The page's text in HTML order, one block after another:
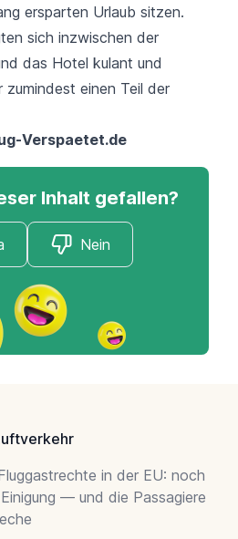
ersparten Urlaub sitzen.
sich inzwischen der
das Hotel kulant und
einen Teil der
Verspaetet.de
Inhalt gefallen?
Nein
in der EU: noch
— und die Passagiere